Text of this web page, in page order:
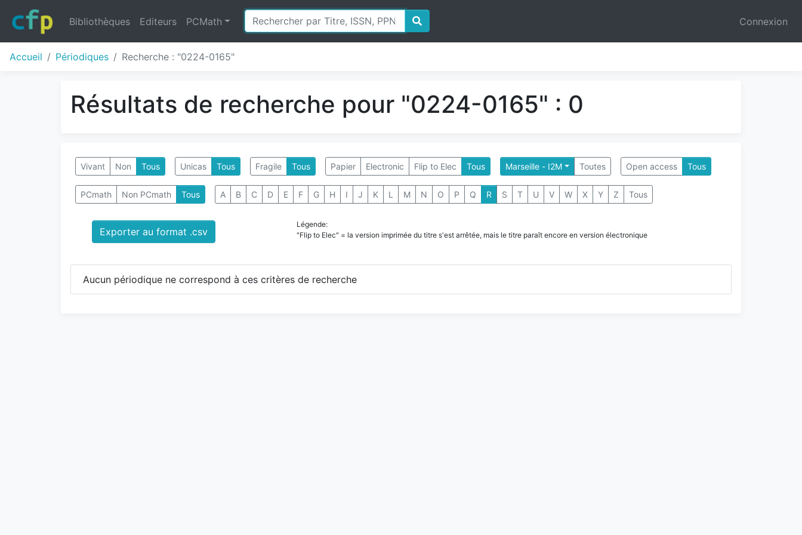
Bibliothèques Editeurs PCMath Connexion
Accueil Périodiques Recherche : "0224-0165"
Résultats de recherche pour "0224-0165" : 0
Vivant Non Tous Unicas Tous Fragile Tous Papier Electronic Flip to Elec Tous Marseille - I2M Toutes Open access Tous
PCmath Non PCmath Tous A B C D E F G H I J K L M N O P Q R S T U V W X Y Z Tous
Exporter au format .csv
Légende:
"Flip to Elec" = la version imprimée du titre s'est arrêtée, mais le titre paraît encore en version électronique
Aucun périodique ne correspond à ces critères de recherche